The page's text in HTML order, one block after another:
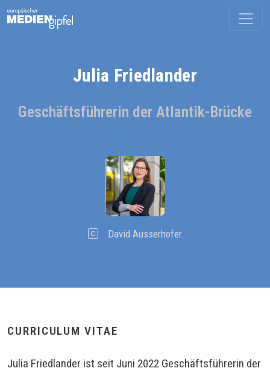
Julia Friedlander
Geschäftsführerin der Atlantik-Brücke
David Ausserhofer
CURRICULUM VITAE
Julia Friedlander ist seit Juni 2022 Geschäftsführerin der